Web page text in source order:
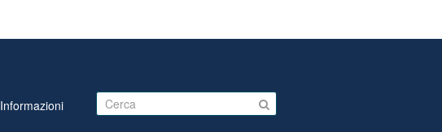
Informazioni